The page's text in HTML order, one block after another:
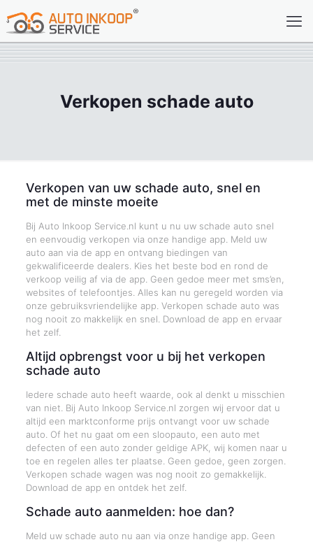
Verkopen schade auto
Verkopen van uw schade auto, snel en
met de minste moeite
Bij Auto Inkoop Service.nl kunt u nu uw schade auto snel
en eenvoudig verkopen via onze handige app. Meld uw
auto aan via de app en ontvang biedingen van
gekwalificeerde dealers. Kies het beste bod en rond de
verkoop veilig af via de app. Geen gedoe meer met sms’en,
websites of telefoontjes. Alles kan nu geregeld worden via
onze gebruiksvriendelijke app. Verkopen schade auto was
nog nooit zo makkelijk en snel. Download de app en ervaar
het zelf.
Altijd opbrengst voor u bij het verkopen
schade auto
Iedere schade auto heeft waarde, ook al denkt u misschien
van niet. Bij Auto Inkoop Service.nl zorgen wij ervoor dat u
altijd een marktconforme prijs ontvangt voor uw schade
auto. Of het nu gaat om een sloopauto, een auto met
defecten of een auto zonder geldige APK, wij komen naar u
toe en regelen alles ter plaatse. Geen gedoe, geen zorgen.
Verkopen schade wagen was nog nooit zo gemakkelijk.
Download de app en ontdek het zelf.
Schade auto aanmelden: hoe dan?
Meld uw schade auto nu aan via onze handige app. Geen